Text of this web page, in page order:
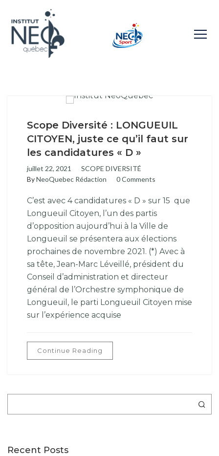
Scope Diversité : LONGUEUIL
CITOYEN, juste ce qu’il faut sur
les candidatures « D »
juillet 22, 2021
SCOPE DIVERSITÉ
ByNeoQuebec Rédaction 0 Comments
C’est avec 4 candidatures « D » sur 15 que
Longueuil Citoyen, l’un des partis
d’opposition aujourd’hui à la Ville de
Longueuil se présentera aux élections
prochaines de novembre 2021. (*) Avec à
sa tête, Jean-Marc Léveillé, président du
Conseil d’administration et directeur
général de l’Orchestre symphonique de
Longueuil, le parti Longueuil Citoyen mise
sur l’expérience acquise
Continue Reading
Recent Posts